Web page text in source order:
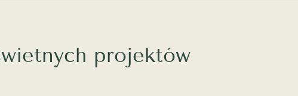
projektów